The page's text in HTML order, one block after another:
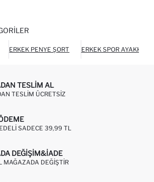
ERKEK PENYE ŞORT ERKEK SPOR AYAKKABI
TESLIM AL
TESLIM ÜCRETSIZ
SADECE 39,99 TL
DEĞIŞIM&İADE
MAĞAZADA DEĞIŞTIR